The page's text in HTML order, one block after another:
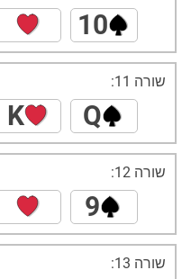
10
שורה 11:
Q
K
שורה 12:
9
שורה 13: